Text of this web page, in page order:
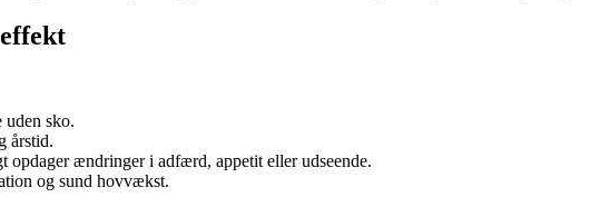
uden sko.
årstid.
opdager ændringer i adfærd, appetit eller udseende.
og sund hovvækst.